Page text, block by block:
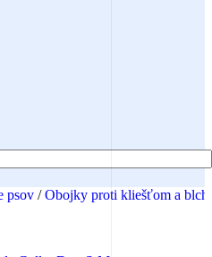
psov / Obojky proti kliešťom a